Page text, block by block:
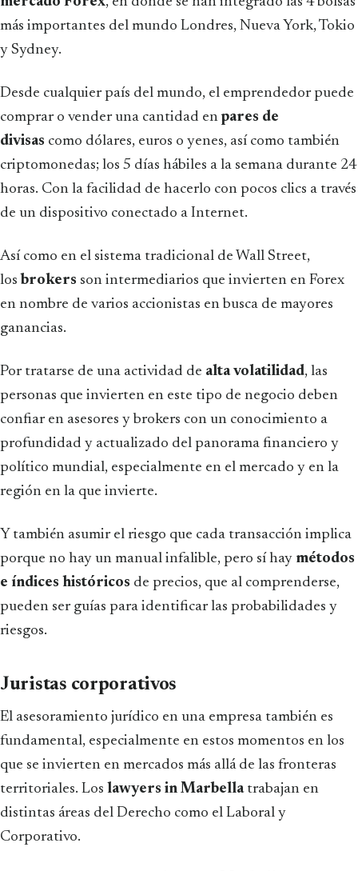
más importantes del mundo Londres, Nueva York, Tokio
y Sydney.
Desde cualquier país del mundo, el emprendedor puede
comprar o vender una cantidad enpares de
divisas como dólares, euros o yenes, así como también
criptomonedas; los 5 días hábiles a la semana durante 24
horas. Con la facilidad de hacerlo con pocos clics a través
de un dispositivo conectado a Internet.
Así como en el sistema tradicional de Wall Street,
los brokers son intermediarios que invierten en Forex
en nombre de varios accionistas en busca de mayores
ganancias.
Por tratarse de una actividad de alta volatilidad, las
personas que invierten en este tipo de negocio deben
confiar en asesores y brokers con un conocimiento a
profundidad y actualizado del panorama financiero y
político mundial, especialmente en el mercado y en la
región en la que invierte.
Y también asumir el riesgo que cada transacción implica
porque no hay un manual infalible, pero sí hay métodos
e índices históricos de precios, que al comprenderse,
pueden ser guías para identificar las probabilidades y
riesgos.
Juristas corporativos
El asesoramiento jurídico en una empresa también es
fundamental, especialmente en estos momentos en los
que se invierten en mercados más allá de las fronteras
territoriales. Los lawyers in Marbella trabajan en
distintas áreas del Derecho como el Laboral y
Corporativo.